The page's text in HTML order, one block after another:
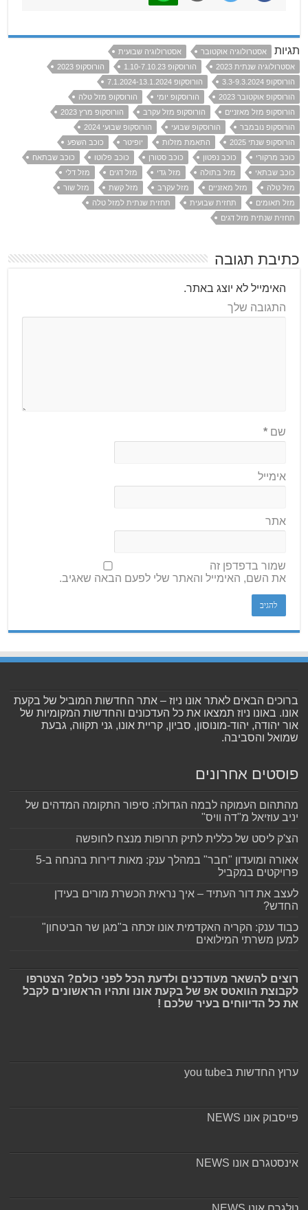
תגיות אסטרולוגיה אוקטובר
אסטרולוגיה שבועית
אסטרולוגיה שנתית 2023
הורוסקופ 1.10-7.10.23
הורוסקופ 2023
הורוסקופ 3.3-9.3.2024
הורוסקופ 7.1.2024-13.1.2024
הורוסקופ אוקטובר 2023
הורוסקופ יומי
הורוסקופ מזל טלה
הורוסקופ מזל מאזניים
הורוסקופ מזל עקרב
הורוסקופ מרץ 2023
הורוסקופ נובמבר
הורוסקופ שבועי
הורוסקופ שבועי 2024
הורוסקופ שנתי 2025
התאמת מזלות יופיטר
כוכב השפע
כוכב מרקורי
כוכב נפטון כוכב סטורן כוכב פלוטו
כוכב שבתאח
כוכב שבתאי
מזל בתולה מזל גדי מזל דגים
מזל דלי
מזל טלה
מזל מאזניים מזל עקרב מזל קשת
מזל שור
מזל תאומים
תחזית שבועית
תחזית שנתית למזל טלה
תחזית שנתית מזל דגים
כתיבת תגובה
האימייל לא יוצג באתר.
התגובה שלך
שם*
אימייל
אתר
שמור בדפדפן זה
את השם, האימייל והאתר שלי לפעם הבאה שאגיב.
ברוכים הבאים לאתר אונו ניוז – אתר החדשות המוביל של בקעת
אונו. באונו ניוז תמצאו את כל העדכונים והחדשות המקומיות של
אור יהודה, יהוד-מונוסון, סביון, קריית אונו, גני תקווה, גבעת
שמואל והסביבה.
פוסטים אחרונים
מהתהום העמוקה לבמה הגדולה: סיפור התקומה המדהים של
יניב עוזיאל מ"דה וויס"
הצ'ק ליסט של כללית לתיק תרופות מנצח לחופשה
אאורה ומועדון "חבר" במהלך ענק: מאות דירות בהנחה ב-5
פרויקטים במקביל
לעצב את דור העתיד – איך נראית הכשרת מורים בעידן
החדש?
כבוד ענק: הקריה האקדמית אונו זכתה ב"מגן שר הביטחון"
למען משרתי המילואים
רוצים להשאר מעודכנים ולדעת הכל לפני כולם? הצטרפו
לקבוצת הוואטס אפ של בקעת אונו ותהיו הראשונים לקבל
את כל הדיווחים בעיר שלכם !
ערוץ החדשות בyou tube
פייסבוק אונו NEWS
אינסטגרם אונו NEWS